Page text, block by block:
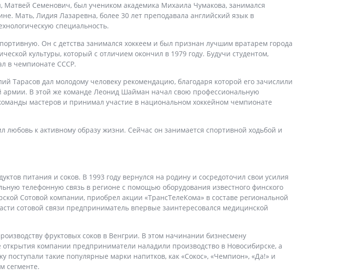
Семенович, был учеником академика Михаила Чумакова, занимался
Мать, Лидия Лазаревна, более 30 лет преподавала английский язык в
специальность.
Он с детства занимался хоккеем и был признан лучшим вратарем города
культуры, который с отличием окончил в 1979 году. Будучи студентом,
в чемпионате СССР.
дал молодому человеку рекомендацию, благодаря которой его зачислили
армии. В этой же команде Леонид Шайман начал свою профессиональную
мастеров и принимал участие в национальном хоккейном чемпионате
к активному образу жизни. Сейчас он занимается спортивной ходьбой и
питания и соков. В 1993 году вернулся на родину и сосредоточил свои усилия
телефонную связь в регионе с помощью оборудования известного финского
Сотовой компании, приобрел акции «ТрансТелеКома» в составе региональной
сотовой связи предприниматель впервые заинтересовался медицинской
фруктовых соков в Венгрии. В этом начинании бизнесмену
компании предприниматели наладили производство в Новосибирске, а
поступали такие популярные марки напитков, как «Сокос», «Чемпион», «Да!» и
сегменте.